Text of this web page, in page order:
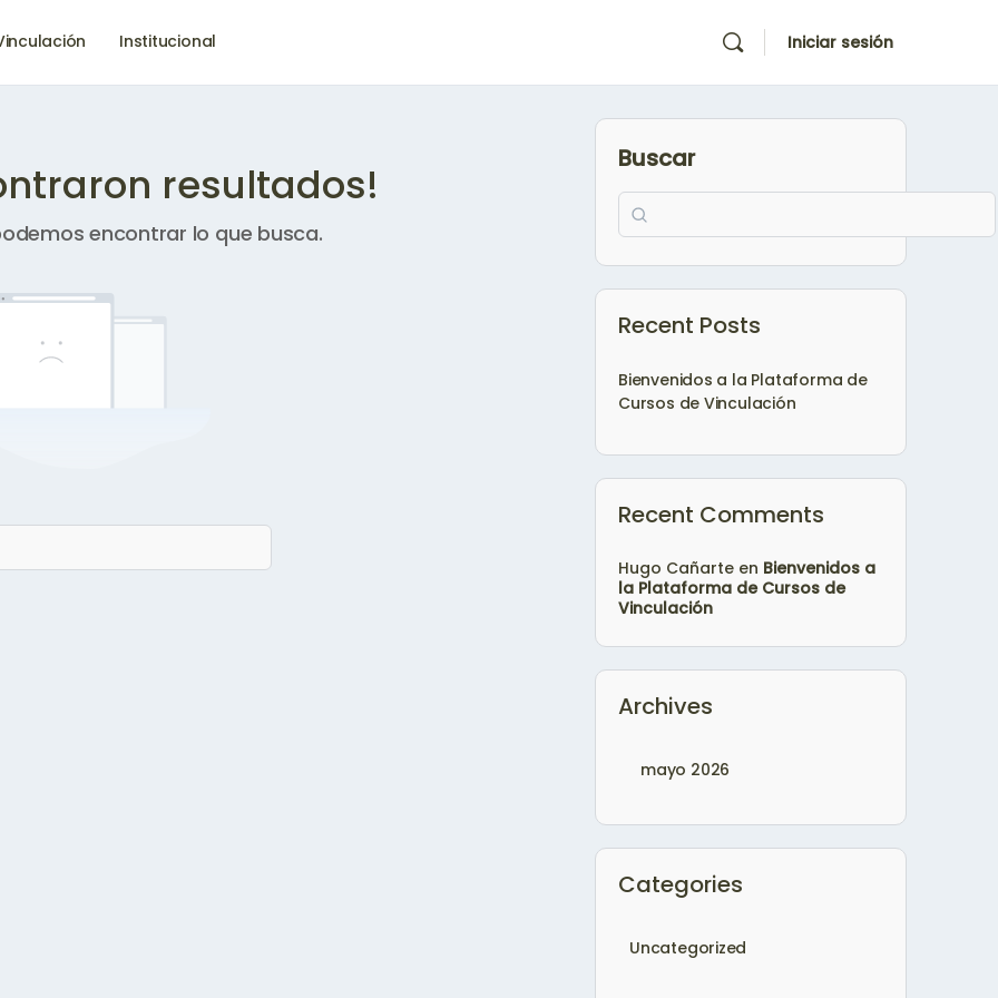
Institucional Iniciar sesión
resultados!
encontrar lo que busca.
Buscar
Recent Posts
Bienvenidos a la Plataforma de
Cursos de Vinculación
Recent Comments
Hugo Cañarte en Bienvenidos a
la Plataforma de Cursos de
Vinculación
Archives
mayo 2026
Categories
Uncategorized